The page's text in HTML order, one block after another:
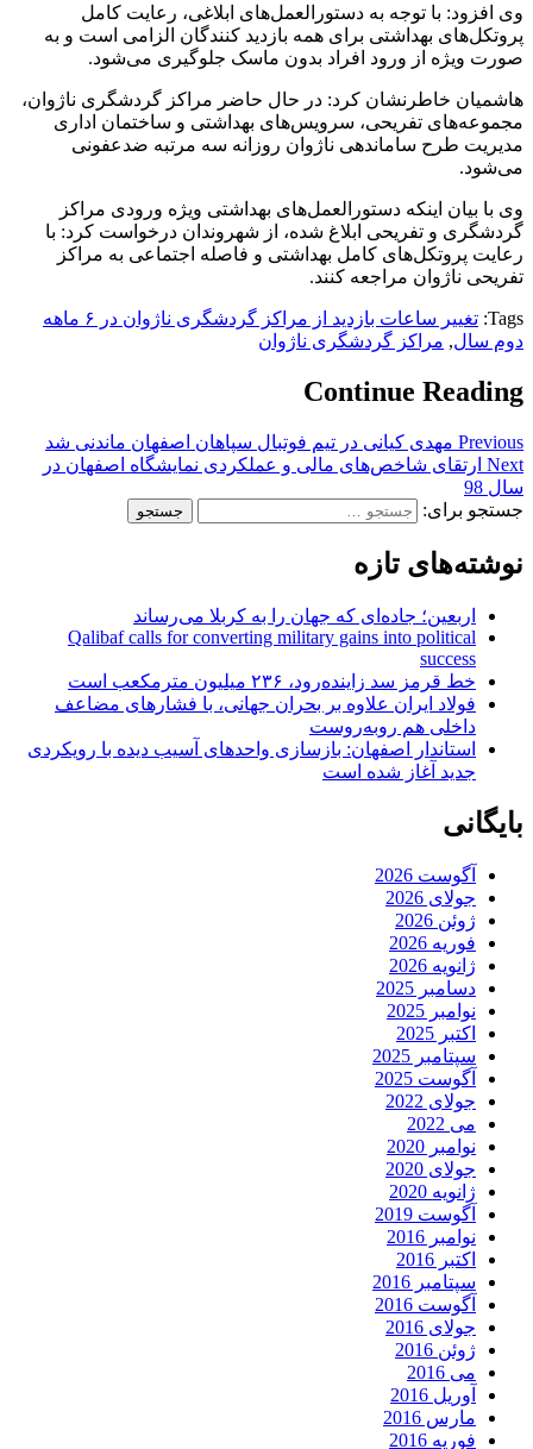
وی افزود: با توجه به دستورالعمل‌های ابلاغی، رعایت کامل
پروتکل‌های بهداشتی برای همه بازدید کنندگان الزامی است و به
صورت ویژه از ورود افراد بدون ماسک جلوگیری می‌شود.
هاشمیان خاطرنشان کرد: در حال حاضر مراکز گردشگری ناژوان،
مجموعه‌های تفریحی، سرویس‌های بهداشتی و ساختمان اداری
مدیریت طرح ساماندهی ناژوان روزانه سه مرتبه ضدعفونی
می‌شود.
وی با بیان اینکه دستورالعمل‌های بهداشتی ویژه ورودی مراکز
گردشگری و تفریحی ابلاغ شده، از شهروندان درخواست کرد: با
رعایت پروتکل‌های کامل بهداشتی و فاصله اجتماعی به مراکز
تفریحی ناژوان مراجعه کنند.
Tags:
تغییر ساعات بازدید از مراکز گردشگری ناژوان در ۶ ماهه
دوم سال, مراکز گردشگری ناژوان
Continue Reading
Previous مهدی کیانی در تیم فوتبال سپاهان اصفهان ماندنی شد
Next ارتقای شاخص‌های مالی و عملکردی نمایشگاه اصفهان در
سال 98
جستجو برای:
نوشته‌های تازه
اربعین؛ جاده‌ای که جهان را به کربلا می‌رساند
Qalibaf calls for converting military gains into political
success
خط قرمز سد زاینده‌رود، ۲۳۶ میلیون مترمکعب است
فولاد ایران علاوه بر بحران جهانی، با فشارهای مضاعف
داخلی هم روبه‌روست
استاندار اصفهان: بازسازی واحدهای آسیب دیده با رویکردی
جدید آغاز شده است
بایگانی
آگوست 2026
جولای 2026
ژوئن 2026
فوریه 2026
ژانویه 2026
دسامبر 2025
نوامبر 2025
اکتبر 2025
سپتامبر 2025
آگوست 2025
جولای 2022
می 2022
نوامبر 2020
جولای 2020
ژانویه 2020
آگوست 2019
نوامبر 2016
اکتبر 2016
سپتامبر 2016
آگوست 2016
جولای 2016
ژوئن 2016
می 2016
آوریل 2016
مارس 2016
فوریه 2016